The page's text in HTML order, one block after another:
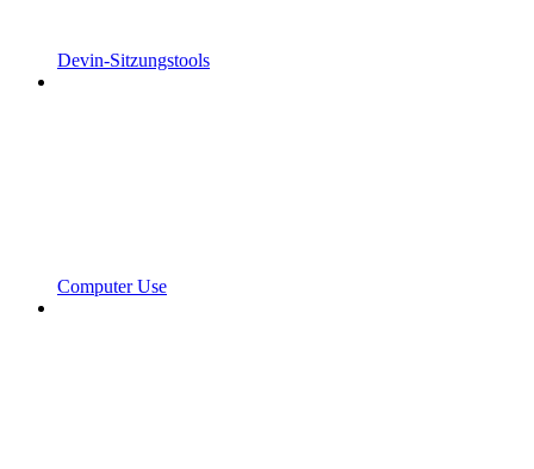
Devin-Sitzungstools
Computer Use